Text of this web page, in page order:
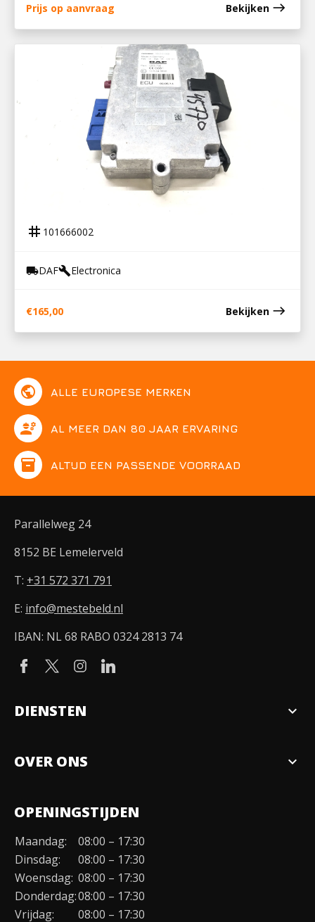
Prijs op aanvraag Bekijken east
STUURKAST TELEFOONINTERFACE XF106
tag 101666002
local_shippingDAFbuildElectronica
€165,00 Bekijken east
public ALLE EUROPESE MERKEN
engineering AL MEER DAN 80 JAAR ERVARING
inventory ALTIJD EEN PASSENDE VOORRAAD
Parallelweg 24
8152 BE Lemelerveld
T: +31 572 371 791
E: info@mestebeld.nl
IBAN: NL 68 RABO 0324 2813 74
DIENSTEN expand_more
OVER ONS expand_more
Organisatie
Duurzaamheid
Werken bij
Contact
OPENINGSTIJDEN
Maandag:
08:00 – 17:30
Dinsdag:
08:00 – 17:30
Woensdag: 08:00 – 17:30
Donderdag:08:00 – 17:30
Vrijdag:
08:00 – 17:30